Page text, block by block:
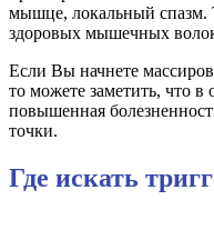
мышце, локальный спазм.
здоровых мышечных
Если Вы начнете
то можете заметить, что в
повышенная
точки.
Где искать